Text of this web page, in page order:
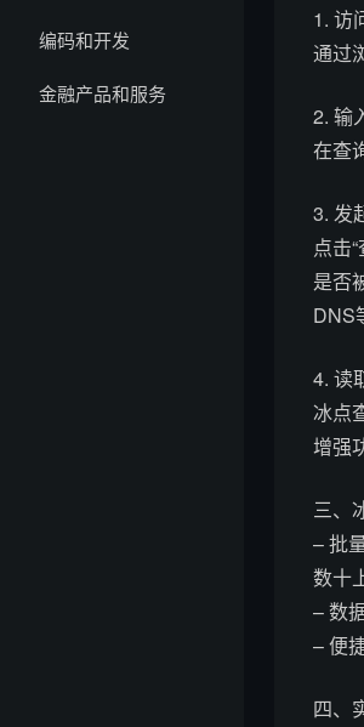
编码和开发
金融产品和服务
1. 访
通过
2. 输
在查
3. 发
点击
是否
DNS
4. 读
冰点
增强
三、
– 批
数十
– 数
– 便
四、